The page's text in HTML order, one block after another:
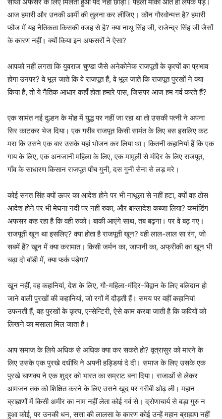
आज हमारी और उनकी आर्मी की तुलना कर लीजिए। कौन गौरवोन्मत्त है? हमारी
फौज में यह नैतिकता किसकी वजह से है? क्या नाथू सिंह जी, राजेन्द्र सिंह जी जैसों
के कारण नहीं। क्यों किया इन अफसरों ने ऐसा?
आपको नहीं लगता कि युवराज चुण्डा जैसे अनेकोनेक राजपूतों के कृत्यों का प्रभाव
होगा उनपर? वे भूल जाते कि वे राजपूत हैं, वे भूल जाते कि राजपूत पुरखों ने क्या
किया है, तो ये नैतिक आधार कहाँ होता हमारे पास, जिसपर आज हम गर्व करते हैं?
एक सामंत नई दुल्हन के मोह में युद्ध पर नहीं जा रहा था तो उसकी पत्नी ने अपना
सिर काटकर भेज दिया। एक गरीब राजपूत किसी सामंत के लिए बस इसलिए कट
मरा कि उसने एक बार उसके यहां भोजन कर लिया था। कितनी कहानियां हैं कि एक
गाय के लिए, एक अनजानी महिला के लिए, एक मामूली से मंदिर के लिए राजपूत,
गाँव के साधारण किसान राजपूत पाँच गुनी, दस गुनी सेना से लड़ मरे।
कोई सगत सिंह क्यों ऊपर का आदेश होने पर भी नाथूला से नहीं हटा, क्यों वह ठोस
आदेश होने पर भी मेघना नदी पर नहीं रुका, और बांग्लादेश कब्जा लिया? कमांडिंग
अफसर कह रहा है कि वही रुको। बाकी आएंगे साथ, तब बढ़ना। पर वे बढ़ गए।
राजपूती खून था इसलिए? क्या होता है राजपूती खून? वही लाल-लाल सा रंग, जो
सबमें हैं? खून में क्या करामात। किसी जर्मन का, जापानी का, अफ्रीकी का खून भी
चढ़ा दो बॉडी में, क्या फर्क पड़ेगा?
खून नहीं, वह कहानियां, देश के लिए, गौ-महिला-मंदिर-विद्वान के लिए बलिदान हो
जाने वाली पुरखों की कहानियां, जो रगों में दौड़ती हैं। समय पर वहीं कहानियां
उफनती हैं, वह पुरखों के कृत्य, एन्सेन्टिरी, ऐसे काम करवा जाती है कि कवियों को
लिखने का मसाला मिल जाता है।
आप समाज के लिये अधिक से अधिक क्या कर सकते हो? वृत्रासुर को मारने के
लिए उसके एक पुरखे दधीचि ने अपनी हड्डियां दे दी। समाज के लिए उसके एक
पुरखे चाणक्य ने एक शुद्र को भारत का सम्राट बना दिया। राजाओं से लेकर
आमजन तक को शिक्षित करने के लिए उसने खुद पर गरीबी ओढ़ ली। महान
ब्राह्मणों में किसी अमीर का नाम नहीं लेता कोई गर्व से। द्रोणाचार्य से बड़ा गुरु न
हुआ कोई, पर उनकी धन, सत्ता की लालसा के कारण कोई उन्हें महान ब्राह्मण नहीं